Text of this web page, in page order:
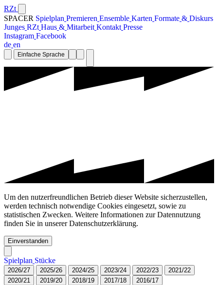
RZt
SPACER Spielplan Premieren Ensemble Karten Formate & Diskurs
Junges RZt Haus & Mitarbeit Kontakt Presse
Instagram Facebook
de en
Einfache Sprache
Um den nutzerfreundlichen Betrieb dieser Website sicherzustellen,
werden technisch notwendige Cookies eingesetzt, sowie zu
statistischen Zwecken. Weitere Informationen zur Datennutzung
finden Sie in unserer Datenschutzerklärung.
Einverstanden
Spielplan Stücke
2026/27 2025/26 2024/25 2023/24 2022/23 2021/22
2020/21 2019/20 2018/19 2017/18 2016/17